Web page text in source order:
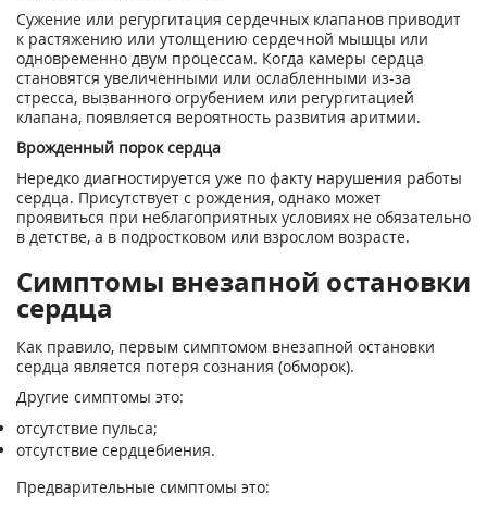
Сужение или регургитация сердечных клапанов приводит
к растяжению или утолщению сердечной мышцы или
одновременно двум процессам. Когда камеры сердца
становятся увеличенными или ослабленными из-за
стресса, вызванного огрубением или регургитацией
клапана, появляется вероятность развития аритмии.
Врожденный порок сердца
Нередко диагностируется уже по факту нарушения работы
сердца. Присутствует с рождения, однако может
проявиться при неблагоприятных условиях не обязательно
в детстве, а в подростковом или взрослом возрасте.
Симптомы внезапной остановки
сердца
Как правило, первым симптомом внезапной остановки
сердца является потеря сознания (обморок).
Другие симптомы это:
отсутствие пульса;
отсутствие сердцебиения.
Предварительные симптомы это: